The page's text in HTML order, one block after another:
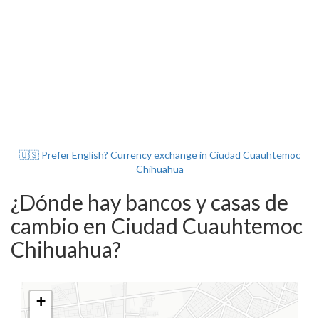
🇺🇸 Prefer English? Currency exchange in Ciudad Cuauhtemoc
Chihuahua
¿Dónde hay bancos y casas de
cambio en Ciudad Cuauhtemoc
Chihuahua?
+